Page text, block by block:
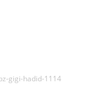
gigi-hadid-1114